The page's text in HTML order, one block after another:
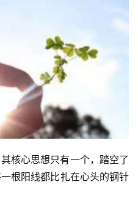
核心思想只有一个，踏空了
根阳线都比扎在心头的钢针